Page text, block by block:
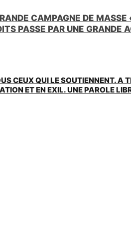
CAMPAGNE DE
PASSE PAR UNE GRANDE
CEUX QUI LE SOUTIENNENT. A
ET EN EXIL. UNE PAROLE